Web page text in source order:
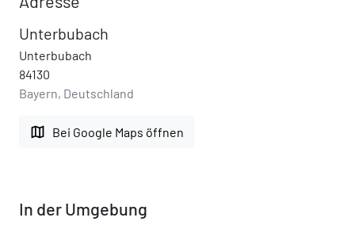
Unterbubach
Unterbubach
84130
Bayern, Deutschland
map Bei Google Maps öffnen
In der Umgebung